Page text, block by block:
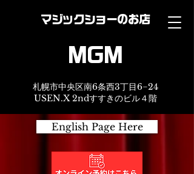
マジックショーのお店
MGM
札幌市中央区南6条西3丁目6−24
USEN.X 2ndすすきのビル４階
English Page Here